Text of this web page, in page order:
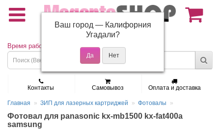
(495) 150-01-37
Время работы: Пн - Пт 9:30 - 19:00
Контакты Самовывоз Оплата и доставка
Главная ЗИП для лазерных картриджей Фотовалы
Фотовал для panasonic kx-mb1500 kx-fat400a
samsung
Ваш город — Калифорния
Угадали?